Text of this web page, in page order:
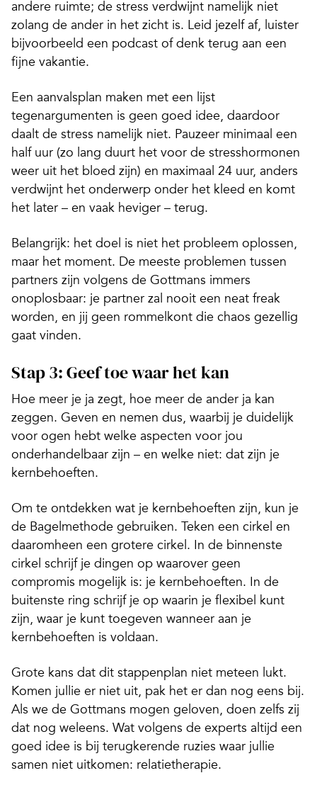
andere ruimte; de stress verdwijnt namelijk niet
zolang de ander in het zicht is. Leid jezelf af, luister
bijvoorbeeld een podcast of denk terug aan een
fijne vakantie.
Een aanvalsplan maken met een lijst
tegenargumenten is geen goed idee, daardoor
daalt de stress namelijk niet. Pauzeer minimaal een
half uur (zo lang duurt het voor de stresshormonen
weer uit het bloed zijn) en maximaal 24 uur, anders
verdwijnt het onderwerp onder het kleed en komt
het later – en vaak heviger – terug.
Belangrijk: het doel is niet het probleem oplossen,
maar het moment. De meeste problemen tussen
partners zijn volgens de Gottmans immers
onoplosbaar: je partner zal nooit een neat freak
worden, en jij geen rommelkont die chaos gezellig
gaat vinden.
Stap 3: Geef toe waar het kan
Hoe meer je ja zegt, hoe meer de ander ja kan
zeggen. Geven en nemen dus, waarbij je duidelijk
voor ogen hebt welke aspecten voor jou
onderhandelbaar zijn – en welke niet: dat zijn je
kernbehoeften.
Om te ontdekken wat je kernbehoeften zijn, kun je
de Bagelmethode gebruiken. Teken een cirkel en
daaromheen een grotere cirkel. In de binnenste
cirkel schrijf je dingen op waarover geen
compromis mogelijk is: je kernbehoeften. In de
buitenste ring schrijf je op waarin je flexibel kunt
zijn, waar je kunt toegeven wanneer aan je
kernbehoeften is voldaan.
Grote kans dat dit stappenplan niet meteen lukt.
Komen jullie er niet uit, pak het er dan nog eens bij.
Als we de Gottmans mogen geloven, doen zelfs zij
dat nog weleens. Wat volgens de experts altijd een
goed idee is bij terugkerende ruzies waar jullie
samen niet uitkomen: relatietherapie.